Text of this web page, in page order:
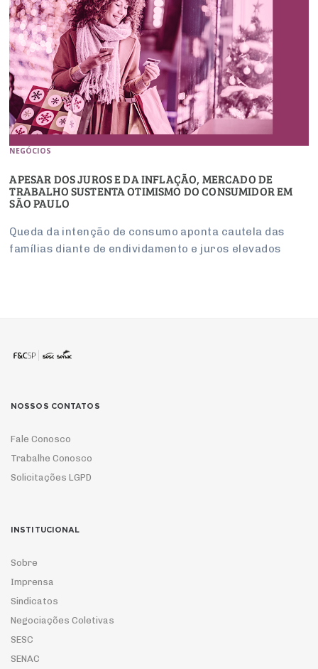
NEGÓCIOS
APESAR DOS JUROS E DA INFLAÇÃO, MERCADO DE
TRABALHO SUSTENTA OTIMISMO DO CONSUMIDOR EM
SÃO PAULO
Queda da intenção de consumo aponta cautela das
famílias diante de endividamento e juros elevados
NOSSOS CONTATOS
Fale Conosco
Trabalhe Conosco
Solicitações LGPD
INSTITUCIONAL
Sobre
Imprensa
Sindicatos
Negociações Coletivas
SESC
SENAC